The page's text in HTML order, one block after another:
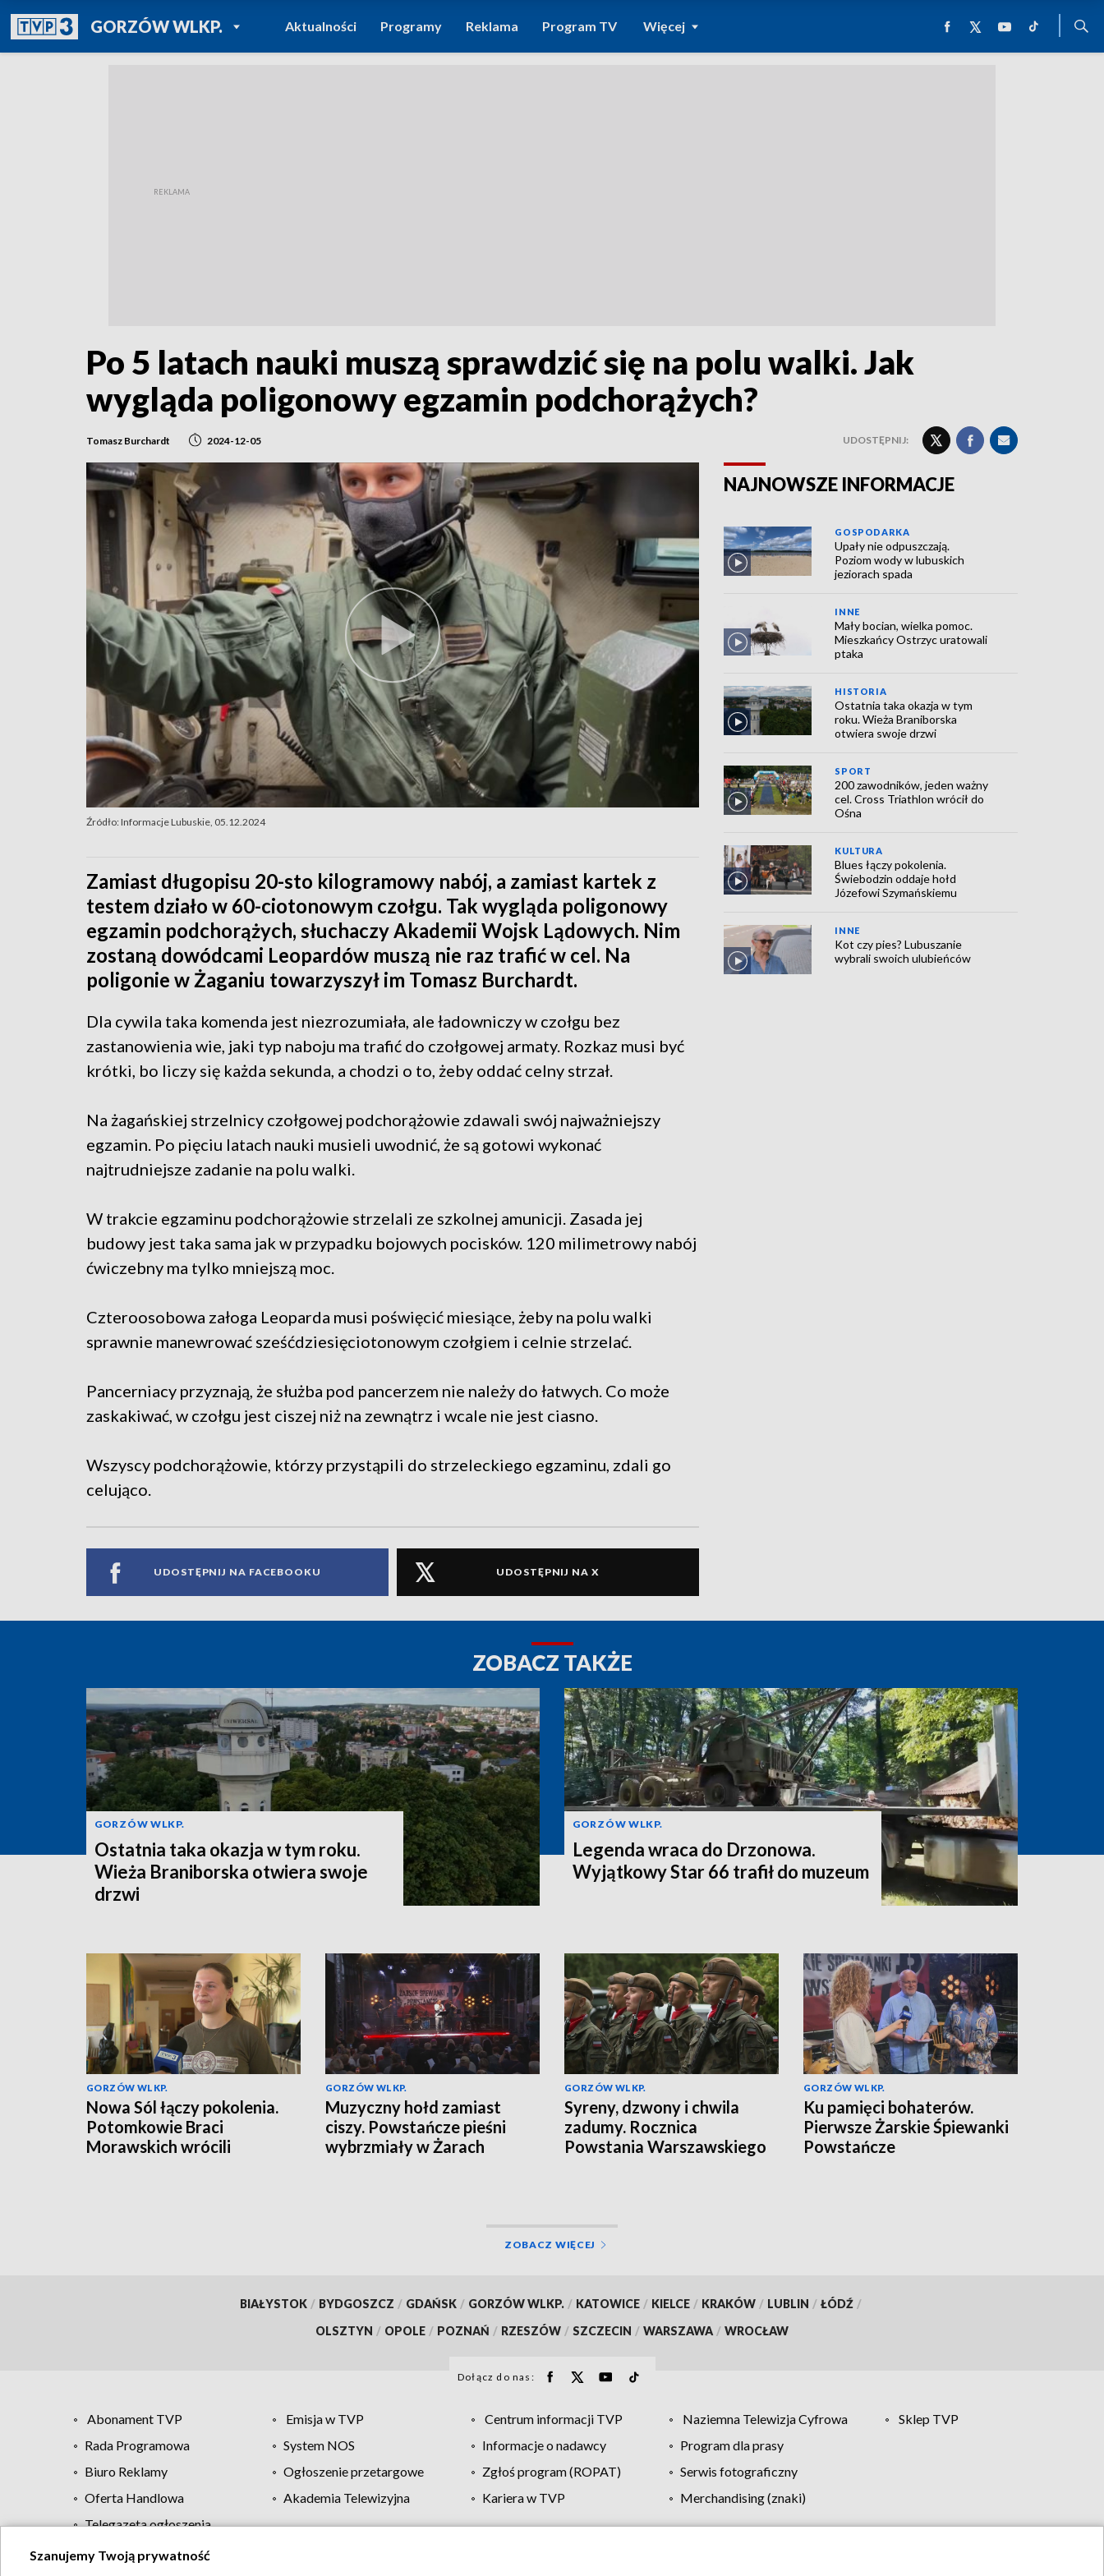
GORZÓW WLKP.POWRÓT DO
TVP REGIONY
Aktualności Programy Reklama Program TV Więcej
Po 5 latach nauki muszą sprawdzić się na polu walki. Jak
wygląda poligonowy egzamin podchorążych?
Tomasz Burchardt 2024-12-05 UDOSTĘPNIJ:
Źródło: Informacje Lubuskie, 05.12.2024
Zamiast długopisu 20-sto kilogramowy nabój, a zamiast kartek z
testem działo w 60-ciotonowym czołgu. Tak wygląda poligonowy
egzamin podchorążych, słuchaczy Akademii Wojsk Lądowych. Nim
zostaną dowódcami Leopardów muszą nie raz trafić w cel. Na
poligonie w Żaganiu towarzyszył im Tomasz Burchardt.
Dla cywila taka komenda jest niezrozumiała, ale ładowniczy w czołgu bez
zastanowienia wie, jaki typ naboju ma trafić do czołgowej armaty. Rozkaz musi być
krótki, bo liczy się każda sekunda, a chodzi o to, żeby oddać celny strzał.
Na żagańskiej strzelnicy czołgowej podchorążowie zdawali swój najważniejszy
egzamin. Po pięciu latach nauki musieli uwodnić, że są gotowi wykonać
najtrudniejsze zadanie na polu walki.
W trakcie egzaminu podchorążowie strzelali ze szkolnej amunicji. Zasada jej
budowy jest taka sama jak w przypadku bojowych pocisków. 120 milimetrowy nabój
ćwiczebny ma tylko mniejszą moc.
Czteroosobowa załoga Leoparda musi poświęcić miesiące, żeby na polu walki
sprawnie manewrować sześćdziesięciotonowym czołgiem i celnie strzelać.
Pancerniacy przyznają, że służba pod pancerzem nie należy do łatwych. Co może
zaskakiwać, w czołgu jest ciszej niż na zewnątrz i wcale nie jest ciasno.
Wszyscy podchorążowie, którzy przystąpili do strzeleckiego egzaminu, zdali go
celująco.
UDOSTĘPNIJ NA FACEBOOKU UDOSTĘPNIJ NA X
NAJNOWSZE INFORMACJE
GOSPODARKA
Upały nie odpuszczają.
Poziom wody w lubuskich
jeziorach spada
INNE
Mały bocian, wielka pomoc.
Mieszkańcy Ostrzyc uratowali
ptaka
HISTORIA
Ostatnia taka okazja w tym
roku. Wieża Braniborska
otwiera swoje drzwi
SPORT
200 zawodników, jeden ważny
cel. Cross Triathlon wrócił do
Ośna
KULTURA
Blues łączy pokolenia.
Świebodzin oddaje hołd
Józefowi Szymańskiemu
INNE
Kot czy pies? Lubuszanie
wybrali swoich ulubieńców
ZOBACZ TAKŻE
GORZÓW WLKP.
Ostatnia taka okazja w tym roku.
Wieża Braniborska otwiera swoje
drzwi
GORZÓW WLKP.
Legenda wraca do Drzonowa.
Wyjątkowy Star 66 trafił do muzeum
GORZÓW WLKP.
Nowa Sól łączy pokolenia.
Potomkowie Braci
Morawskich wrócili
GORZÓW WLKP.
Muzyczny hołd zamiast
ciszy. Powstańcze pieśni
wybrzmiały w Żarach
GORZÓW WLKP.
Syreny, dzwony i chwila
zadumy. Rocznica
Powstania Warszawskiego
GORZÓW WLKP.
Ku pamięci bohaterów.
Pierwsze Żarskie Śpiewanki
Powstańcze
ZOBACZ WIĘCEJ
BIAŁYSTOK / BYDGOSZCZ / GDAŃSK / GORZÓW WLKP. / KATOWICE / KIELCE / KRAKÓW / LUBLIN / ŁÓDŹ /
OLSZTYN / OPOLE / POZNAŃ / RZESZÓW / SZCZECIN / WARSZAWA / WROCŁAW
Dołącz do nas:
Abonament TVP Emisja w TVP Centrum informacji TVP Naziemna Telewizja Cyfrowa
Sklep TVP
Rada Programowa
System NOS Informacje o nadawcy
Program dla prasy
Biuro Reklamy
Ogłoszenie przetargowe Zgłoś program (ROPAT)
Serwis fotograficzny
Oferta Handlowa
Akademia Telewizyjna Kariera w TVP
Merchandising (znaki)
Telegazeta ogłoszenia
Szanujemy Twoją prywatność